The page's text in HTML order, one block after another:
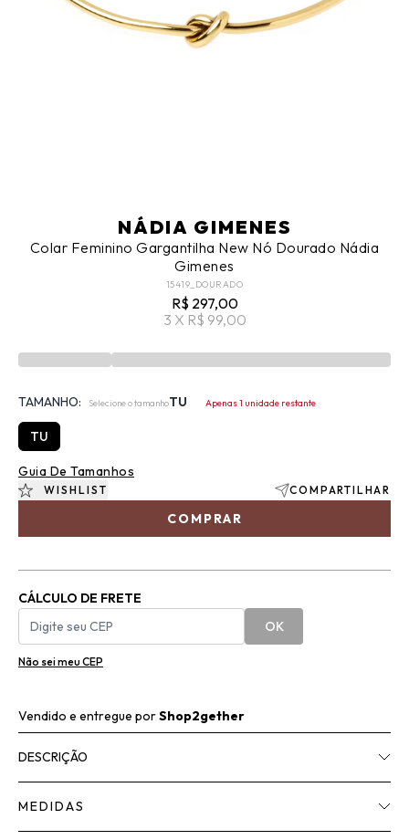
NÁDIA GIMENES
Colar Feminino Gargantilha New Nó Dourado Nádia
Gimenes
15419_DOURADO
R$ 297,00
3 X R$ 99,00
TAMANHO: Selecione o tamanhoTU Apenas 1 unidade restante
TU
COMPRAR
WISHLIST COMPARTILHAR
Guia De Tamanhos
CÁLCULO DE FRETE
OK
Não sei meu CEP
Vendido e entregue porShop2gether
DESCRIÇÃO
MEDIDAS